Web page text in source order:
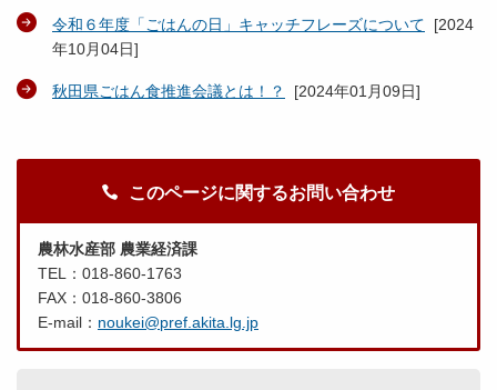
令和６年度「ごはんの日」キャッチフレーズについて [2024
年10月04日]
秋田県ごはん食推進会議とは！？ [2024年01月09日]
このページに関するお問い合わせ
農林水産部 農業経済課
TEL：018-860-1763
FAX：018-860-3806
E-mail： noukei@pref.akita.lg.jp